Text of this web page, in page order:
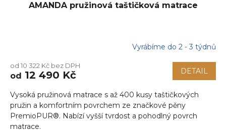
AMANDA pružinová taštičková matrace
Vyrábíme do 2 - 3 týdnů
od 10 322 Kč bez DPH
od 12 490 Kč DETAIL
Vysoká pružinová matrace s až 400 kusy taštičkových
pružin a komfortním povrchem ze značkové pěny
PremioPUR®. Nabízí vyšší tvrdost a pohodlný povrch
matrace.